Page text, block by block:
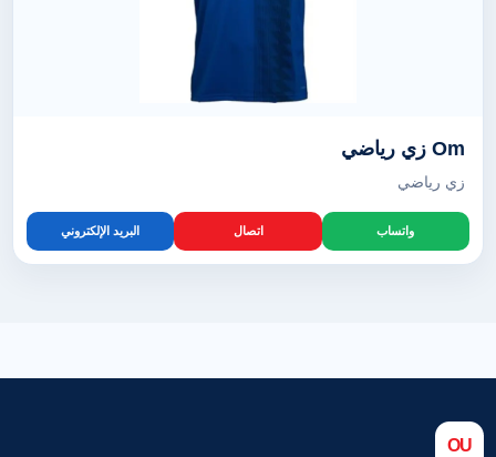
Om زي رياضي
زي رياضي
واتساب اتصال البريد الإلكتروني
OU